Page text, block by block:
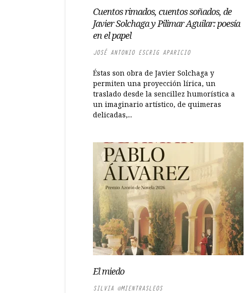
Cuentos rimados, cuentos soñados, de
Javier Solchaga y Pilimar Aguilar: poesía
en el papel
JOSÉ ANTONIO ESCRIG APARICIO
Éstas son obra de Javier Solchaga y
permiten una proyección lírica, un
traslado desde la sencillez humorística a
un imaginario artístico, de quimeras
delicadas,...
El miedo
SILVIA @MIENTRASLEOS